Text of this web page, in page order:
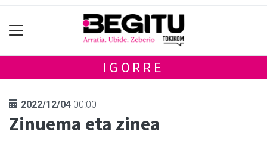
IGORRE
2022/12/04 00:00
Zinuema eta zinea